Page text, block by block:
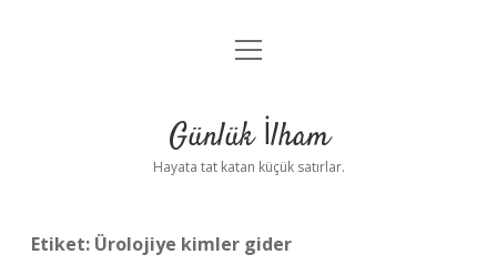
Anasayfa
Yasal Uyarı
menüyü
Günlük İlham
Hayata tat katan küçük satırlar.
Etiket: Ürolojiye kimler gider